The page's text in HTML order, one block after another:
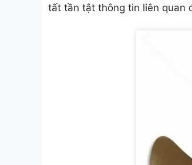
tất tần tật thông tin liên quan